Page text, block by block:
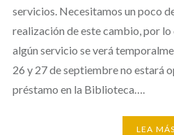
servicios. Necesitamos un poco
realización de este cambio, por
algún servicio se verá
26 y 27 de septiembre no estará
préstamo en la Biblioteca….
LEA MÁS